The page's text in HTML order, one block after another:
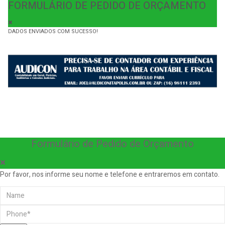
FORMULÁRIO DE PEDIDO DE ORÇAMENTO
DADOS ENVIADOS COM SUCESSO!
Formulário de Pedido de Orçamento
Por favor, nos informe seu nome e telefone e entraremos em contato.